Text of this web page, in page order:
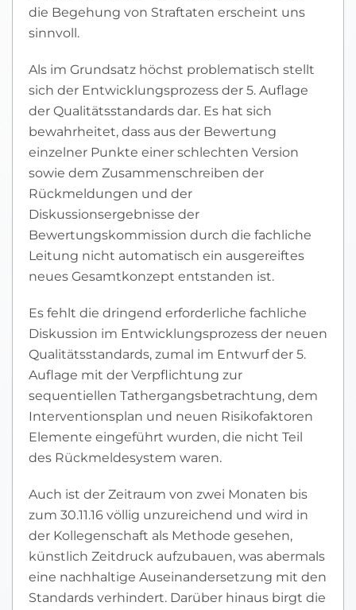
die Begehung von Straftaten erscheint uns
sinnvoll.
Als im Grundsatz höchst problematisch stellt
sich der Entwicklungsprozess der 5. Auflage
der Qualitätsstandards dar. Es hat sich
bewahrheitet, dass aus der Bewertung
einzelner Punkte einer schlechten Version
sowie dem Zusammenschreiben der
Rückmeldungen und der
Diskussionsergebnisse der
Bewertungskommission durch die fachliche
Leitung nicht automatisch ein ausgereiftes
neues Gesamtkonzept entstanden ist.
Es fehlt die dringend erforderliche fachliche
Diskussion im Entwicklungsprozess der neuen
Qualitätsstandards, zumal im Entwurf der 5.
Auflage mit der Verpflichtung zur
sequentiellen Tathergangsbetrachtung, dem
Interventionsplan und neuen Risikofaktoren
Elemente eingeführt wurden, die nicht Teil
des Rückmeldesystem waren.
Auch ist der Zeitraum von zwei Monaten bis
zum 30.11.16 völlig unzureichend und wird in
der Kollegenschaft als Methode gesehen,
künstlich Zeitdruck aufzubauen, was abermals
eine nachhaltige Auseinandersetzung mit den
Standards verhindert. Darüber hinaus birgt die